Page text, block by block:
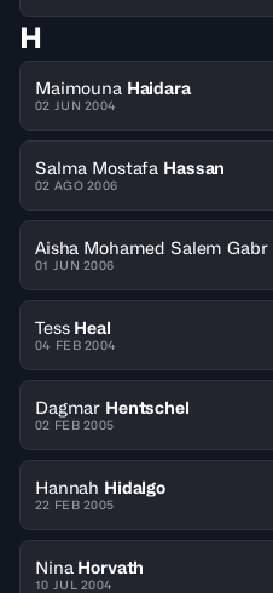
H
Maimouna Haidara
02 JUN 2004
Salma Mostafa Hassan
02 AGO 2006
Aisha Mohamed Salem Gabr
01 JUN 2006
Tess Heal
04 FEB 2004
Dagmar Hentschel
02 FEB 2005
Hannah Hidalgo
22 FEB 2005
Nina Horvath
10 JUL 2004